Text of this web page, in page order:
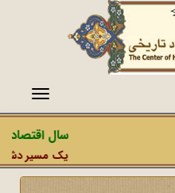
منو
سال اقتصاد
یک مسیر